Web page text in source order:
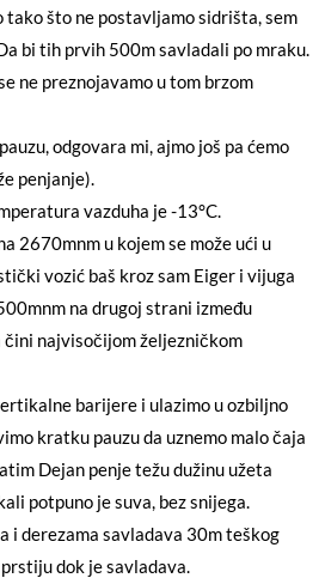
tako što ne postavljamo sidrišta, sem
bi tih prvih 500m savladali po mraku.
ne preznojavamo u tom brzom
odgovara mi, ajmo još pa ćemo
penjanje).
vazduha je -13°C.
2670mnm u kojem se može ući u
vozić baš kroz sam Eiger i vijuga
na drugoj strani između
čini najvisočijom željezničkom
barijere i ulazimo u ozbiljno
kratku pauzu da uznemo malo čaja
Dejan penje težu dužinu užeta
potpuno je suva, bez snijega.
i derezama savladava 30m teškog
dok je savladava.